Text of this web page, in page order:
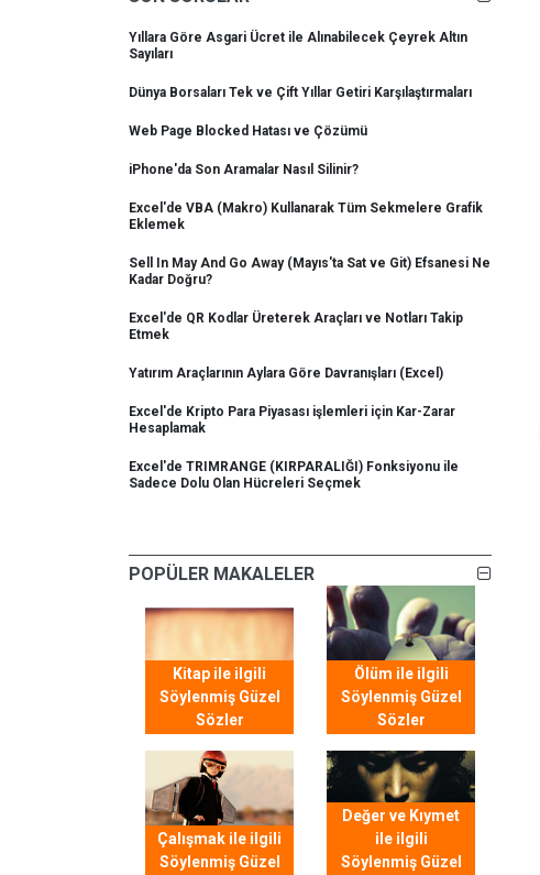
Yıllara Göre Asgari Ücret ile Alınabilecek Çeyrek Altın
Sayıları
Dünya Borsaları Tek ve Çift Yıllar Getiri Karşılaştırmaları
Web Page Blocked Hatası ve Çözümü
iPhone'da Son Aramalar Nasıl Silinir?
Excel'de VBA (Makro) Kullanarak Tüm Sekmelere Grafik
Eklemek
Sell In May And Go Away (Mayıs'ta Sat ve Git) Efsanesi Ne
Kadar Doğru?
Excel'de QR Kodlar Üreterek Araçları ve Notları Takip
Etmek
Yatırım Araçlarının Aylara Göre Davranışları (Excel)
Excel'de Kripto Para Piyasası işlemleri için Kar-Zarar
Hesaplamak
Excel'de TRIMRANGE (KIRPARALIĞI) Fonksiyonu ile
Sadece Dolu Olan Hücreleri Seçmek
POPÜLER MAKALELER
Kitap ile ilgili
Söylenmiş Güzel
Sözler
Ölüm ile ilgili
Söylenmiş Güzel
Sözler
Çalışmak ile ilgili
Söylenmiş Güzel
Değer ve Kıymet
ile ilgili
Söylenmiş Güzel